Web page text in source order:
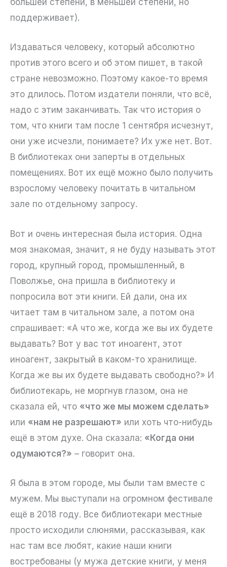
большей степени, в меньшей степени, но
поддерживает).
Издаваться человеку, который абсолютно
против этого всего и об этом пишет, в такой
стране невозможно. Поэтому какое-то время
это длилось. Потом издатели поняли, что всё,
надо с этим заканчивать. Так что история о
том, что книги там после 1 сентября исчезнут,
они уже исчезли, понимаете? Их уже нет. Вот.
В библиотеках они заперты в отдельных
помещениях. Вот их ещё можно было получить
взрослому человеку почитать в читальном
зале по отдельному запросу.
Вот и очень интересная была история. Одна
моя знакомая, значит, я не буду называть этот
город, крупный город, промышленный, в
Поволжье, она пришла в библиотеку и
попросила вот эти книги. Ей дали, она их
читает там в читальном зале, а потом она
спрашивает: «А что же, когда же вы их будете
выдавать? Вот у вас тот иноагент, этот
иноагент, закрытый в каком-то хранилище.
Когда же вы их будете выдавать свободно?» И
библиотекарь, не моргнув глазом, она не
сказала ей, что «что же мы можем сделать»
или «нам не разрешают» или хоть что-нибудь
ещё в этом духе. Она сказала: «Когда они
одумаются?» – говорит она.
Я была в этом городе, мы были там вместе с
мужем. Мы выступали на огромном фестивале
ещё в 2018 году. Все библиотекари местные
просто исходили слюнями, рассказывая, как
нас там все любят, какие наши книги
востребованы (у мужа детские книги, у меня